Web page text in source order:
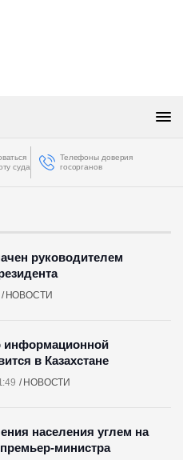
суда
Телефоны доверия
госорганов
НОВОСТИ
руководителем
НОВОСТИ
информационной
в Казахстане
населения углем на
министра